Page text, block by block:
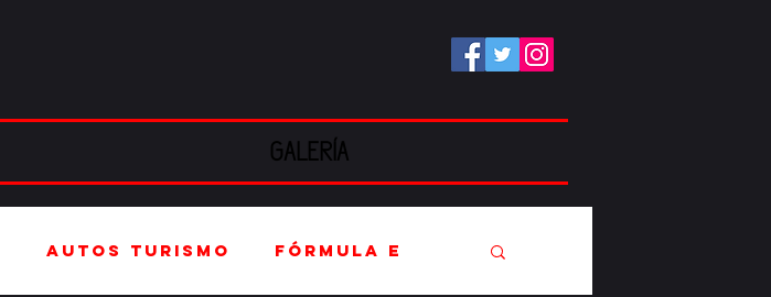
GALERÍA
Autos Turismo Fórmula E